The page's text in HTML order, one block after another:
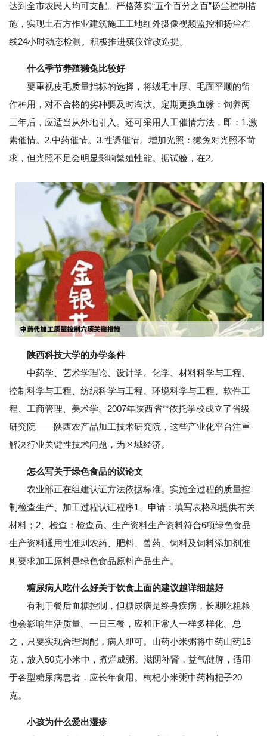
达到全市农民人均可支配。严格落实“五个百分之百”扬尘控制措
施，实现土石方作业建筑施工工地红外摄像视频监控和扬尘在
线24小时动态检测。积极推进殡仪馆改造提。
什么季节养殖獭兔比较好
要重视皮毛质量指标的选择，将绒毛丰厚、毛面平顺的留
作种用，对不合格的劣种要及时淘汰。定期更换血缘：饲养两
三年后，应适当从外地引入。还可采用人工催情方法，即：1.激
素催情。2.中药催情。3.性诱催情。增加光照：獭兔对光照不苛
求，但光照不足会明显影响繁殖性能。据试验，在2。
陕西科技大学的办学条件
中药学、艺术学理论、设计学、化学、材料科学与工程、
控制科学与工程、纺织科学与工程、环境科学与工程、软件工
程、工商管理、美术学。2007年陕西省**依托学校成立了省级
研究院——陕西农产品加工技术研究院，这些产业化平台注重
解决行业关键性技术问题，为区域经济。
怎么写关于绿色食品的议论文
农业部正在组建认证方法依据标准。实施全过程的质量控
制检查生产、加工过程认证程序1、申请：填写表格和提供有关
材料；2、检查：检查员。生产资料生产资料符合6项绿色食品
生产资料通用性准则农药、肥料、兽药、饲料及饲料添加剂准
则要求加工原料是绿色食品原料产品生产。
糖尿病人吃什么好关于饮食上面的建议越详细越好
有利于餐后血糖控制，但糖尿病是终身疾病，长期吃粗粮
也会影响生活质量。一日三餐，应和正常人一样多样化。总
之，只要实现合理调配，病人即可。山药小米粥将中药山药15
克，放入50克小米中，煮烂成粥。滋阴补肾，益气健脾，适用
于各型糖尿病患者，应长年食用。枸杞小米粥中药枸杞子20
克。
小孩为什么爱出湿疹